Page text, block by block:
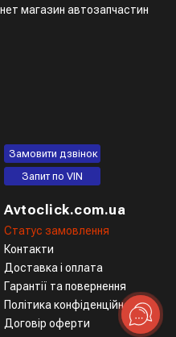
доступні месенджери
магазин автозапчастин
Замовити дзвінок
Запит по VIN
Avtoclick.com.ua
Статус замовлення
Контакти
Доставка і оплата
Гарантії та повернення
Політика конфіденційності
Договір оферти